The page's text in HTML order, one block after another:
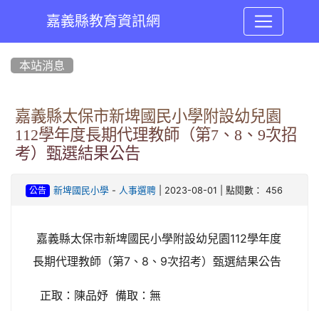
嘉義縣教育資訊網
本站消息
嘉義縣太保市新埤國民小學附設幼兒園
112學年度長期代理教師（第7、8、9次招
考）甄選結果公告
公告 新埤國民小學- 人事選聘| 2023-08-01 | 點閱數： 456
嘉義縣太保市新埤國民小學附設幼兒園112學年度
長期代理教師（第7、8、9次招考）甄選結果公告
正取：陳品妤 備取：無